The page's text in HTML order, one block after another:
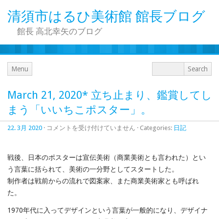
清須市はるひ美術館 館長ブログ
館長 高北幸矢のブログ
Menu
March 21, 2020* 立ち止まり、鑑賞してし
まう「いいちこポスター」。
22. 3月 2020 · March
ち
止
り、
し
コメントを受け付けていません · Categories: 日記
戦後、日本のポスターは宣伝美術（商業美術とも言われた）とい
う言葉に括られて、美術の一分野としてスタートした。
制作者は戦前からの流れで図案家、また商業美術家とも呼ばれ
た。
1970年代に入ってデザインという言葉が一般的になり、デザイナ